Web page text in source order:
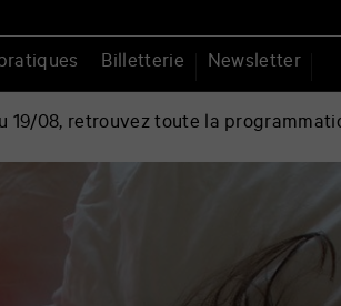
Billetterie Newsletter
19/08, retrouvez toute la